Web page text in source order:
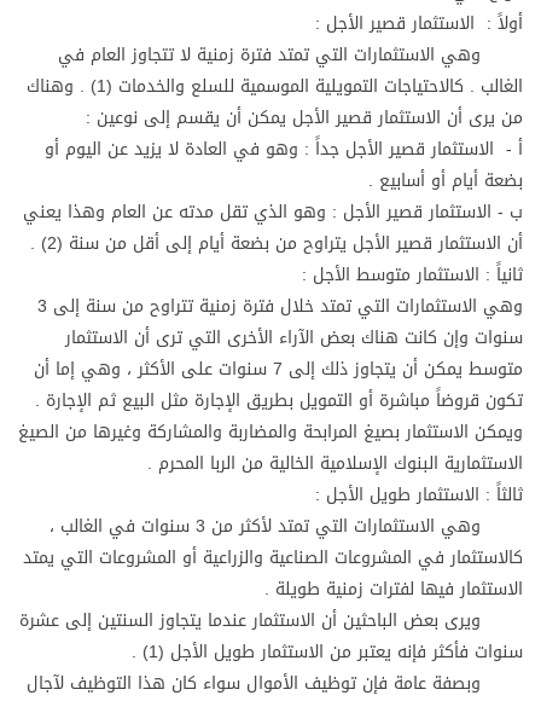
أولاً : الاستثمار قصير الأجل :
وهي الاستثمارات التي تمتد فترة زمنية لا تتجاوز العام في
الغالب . كالاحتياجات التمويلية الموسمية للسلع والخدمات (1) . وهناك
من يرى أن الاستثمار قصير الأجل يمكن أن يقسم إلى نوعين :
أ - الاستثمار قصير الأجل جداً : وهو في العادة لا يزيد عن اليوم أو
بضعة أيام أو أسابيع .
ب - الاستثمار قصير الأجل : وهو الذي تقل مدته عن العام وهذا يعني
أن الاستثمار قصير الأجل يتراوح من بضعة أيام إلى أقل من سنة (2) .
ثانياً : الاستثمار متوسط الأجل :
وهي الاستثمارات التي تمتد خلال فترة زمنية تتراوح من سنة إلى 3
سنوات وإن كانت هناك بعض الآراء الأخرى التي ترى أن الاستثمار
متوسط يمكن أن يتجاوز ذلك إلى 7 سنوات على الأكثر ، وهي إما أن
تكون قروضاً مباشرة أو التمويل بطريق الإجارة مثل البيع ثم الإجارة .
ويمكن الاستثمار بصيغ المرابحة والمضاربة والمشاركة وغيرها من الصيغ
الاستثمارية البنوك الإسلامية الخالية من الربا المحرم .
ثالثاً : الاستثمار طويل الأجل :
وهي الاستثمارات التي تمتد لأكثر من 3 سنوات في الغالب ،
كالاستثمار في المشروعات الصناعية والزراعية أو المشروعات التي يمتد
الاستثمار فيها لفترات زمنية طويلة .
ويرى بعض الباحثين أن الاستثمار عندما يتجاوز السنتين إلى عشرة
سنوات فأكثر فإنه يعتبر من الاستثمار طويل الأجل (1) .
وبصفة عامة فإن توظيف الأموال سواء كان هذا التوظيف لآجال